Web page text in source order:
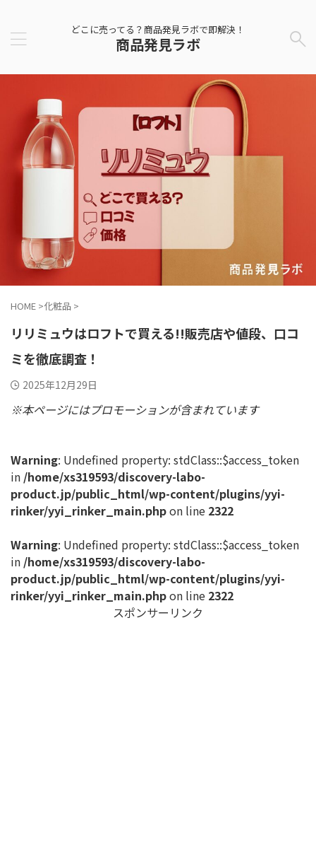
どこに売ってる？商品発見ラボで即解決！
商品発見ラボ
HOME >化粧品 >
リリミュウはロフトで買える!!販売店や値段、口コ
ミを徹底調査！
2025年12月29日
※本ページにはプロモーションが含まれています
Warning: Undefined property: stdClass::$access_token
in /home/xs319593/discovery-labo-
product.jp/public_html/wp-content/plugins/yyi-
rinker/yyi_rinker_main.phpon line 2322
Warning: Undefined property: stdClass::$access_token
in /home/xs319593/discovery-labo-
product.jp/public_html/wp-content/plugins/yyi-
rinker/yyi_rinker_main.phpon line 2322
スポンサーリンク